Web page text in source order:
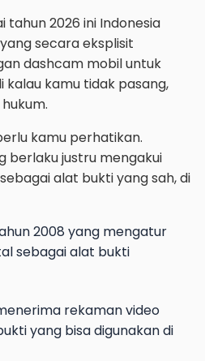
tahun 2026 ini Indonesia
secara eksplisit
dashcam mobil untuk
kalau kamu tidak pasang,
kamu perhatikan.
berlaku justru mengakui
alat bukti yang sah, di
2008 yang mengatur
sebagai alat bukti
rekaman video
yang bisa digunakan di